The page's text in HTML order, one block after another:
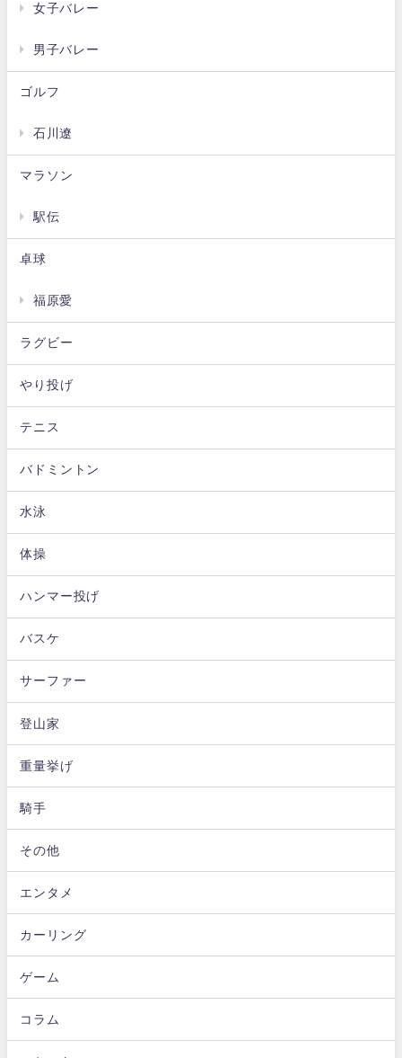
女子バレー
男子バレー
ゴルフ
石川遼
マラソン
駅伝
卓球
福原愛
ラグビー
やり投げ
テニス
バドミントン
水泳
体操
ハンマー投げ
バスケ
サーファー
登山家
重量挙げ
騎手
その他
エンタメ
カーリング
ゲーム
コラム